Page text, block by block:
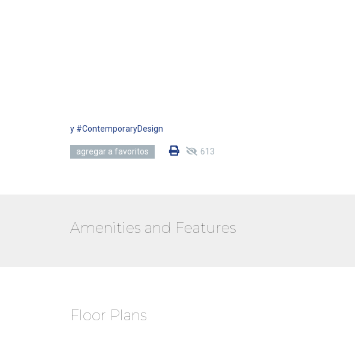
y #ContemporaryDesign
agregar a favoritos 613
Amenities and Features
Floor Plans